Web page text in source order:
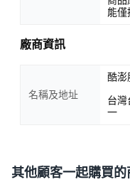
能僅
廠商資訊
名稱及地址
酷澎
台灣
一
其他顧客一起購買的